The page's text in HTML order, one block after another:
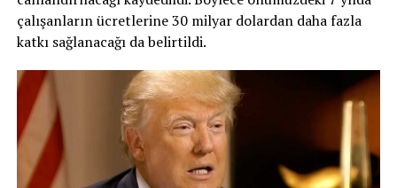
çalışanların ücretlerine 30 milyar dolardan daha fazla
katkı sağlanacağı da belirtildi.